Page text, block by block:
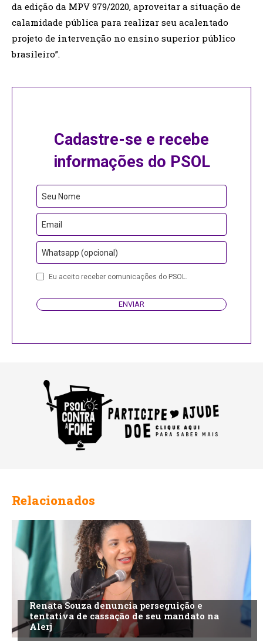
da edição da MPV 979/2020, aproveitar a situação de
calamidade pública para realizar seu acalentado
projeto de intervenção no ensino superior público
brasileiro”.
Cadastre-se e recebe
informações do PSOL
Seu Nome
Email
Whatsapp (opcional)
Eu aceito receber comunicações do PSOL.
ENVIAR
Relacionados
Renata Souza denuncia perseguição e
tentativa de cassação de seu mandato na
Alerj